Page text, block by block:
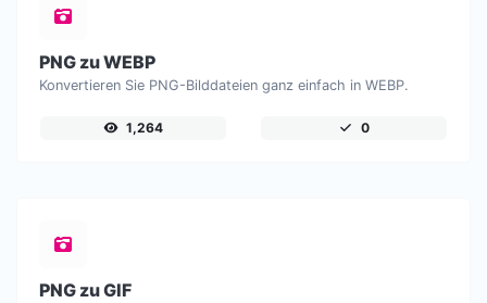
PNG zu WEBP
Konvertieren Sie PNG-Bilddateien ganz einfach in WEBP.
1,264 0
PNG zu GIF